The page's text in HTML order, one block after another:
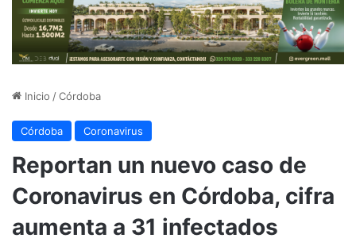
Inicio /Córdoba
Córdoba Coronavirus
Reportan un nuevo caso de
Coronavirus en Córdoba, cifra
aumenta a 31 infectados